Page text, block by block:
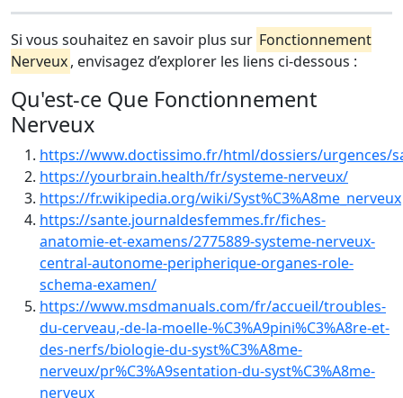
Si vous souhaitez en savoir plus sur Fonctionnement
Nerveux, envisagez d’explorer les liens ci-dessous :
Qu'est-ce Que Fonctionnement
Nerveux
https://www.doctissimo.fr/html/dossiers/urgences/
https://yourbrain.health/fr/systeme-nerveux/
https://fr.wikipedia.org/wiki/Syst%C3%A8me_nerveux
https://sante.journaldesfemmes.fr/fiches-
anatomie-et-examens/2775889-systeme-nerveux-
central-autonome-peripherique-organes-role-
schema-examen/
https://www.msdmanuals.com/fr/accueil/troubles-
du-cerveau,-de-la-moelle-%C3%A9pini%C3%A8re-et-
des-nerfs/biologie-du-syst%C3%A8me-
nerveux/pr%C3%A9sentation-du-syst%C3%A8me-
nerveux